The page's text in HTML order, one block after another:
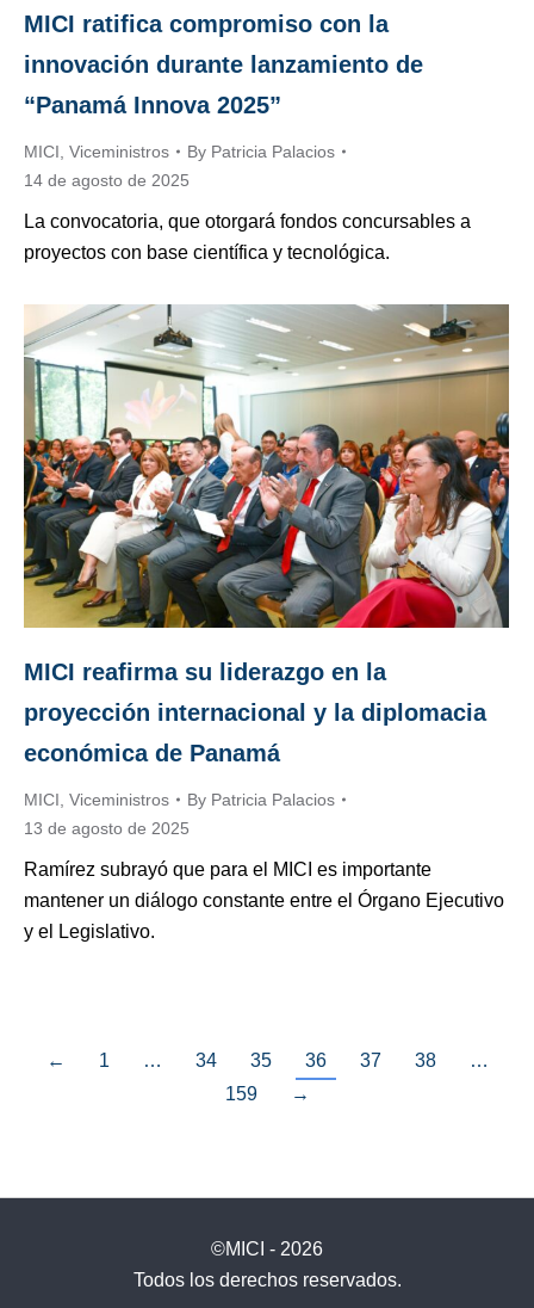
MICI ratifica compromiso con la
innovación durante lanzamiento de
“Panamá Innova 2025”
MICI Viceministros By Patricia Palacios
14 de agosto de 2025
La convocatoria, que otorgará fondos concursables a
proyectos con base científica y tecnológica.
MICI reafirma su liderazgo en la
proyección internacional y la diplomacia
económica de Panamá
MICI Viceministros By Patricia Palacios
13 de agosto de 2025
Ramírez subrayó que para el MICI es importante
mantener un diálogo constante entre el Órgano Ejecutivo
y el Legislativo.
← 1 … 34 35 36 37 38
…
159
→
©MICI - 2026
Todos los derechos reservados.